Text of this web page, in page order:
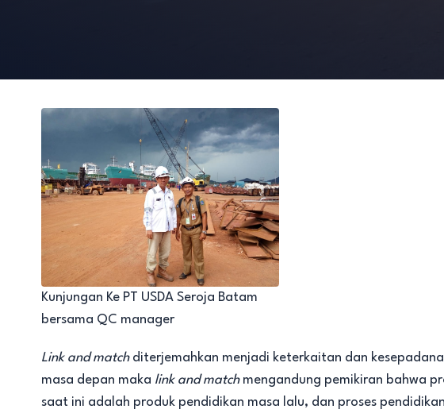
Kunjungan Ke PT USDA Seroja Batam
bersama QC manager
Link and matchditerjemahkan menjadi keterkaitan dan
masa depan maka link and matchmengandung pemikiran bahwa
saat ini adalah produk pendidikan masa lalu, dan proses